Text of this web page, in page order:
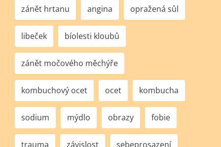
zánět hrtanu angina opražená sůl
libeček bíolesti kloubů
zánět močového měchýře
kombuchový ocet ocet kombucha
sodium mýdlo obrazy fobie
trauma závislost sebeprosazení